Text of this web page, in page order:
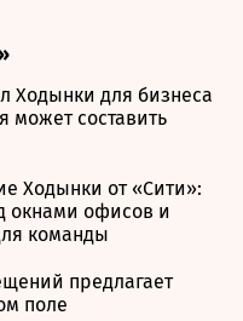
Ходынки для бизнеса
может составить
Ходынки от «Сити»:
окнами офисов и
команды
предлагает
поле